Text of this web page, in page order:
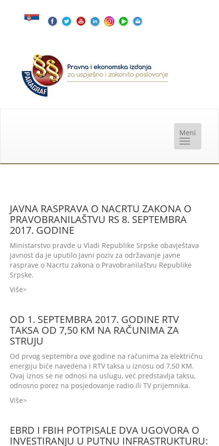
JAVNA RASPRAVA O NACRTU ZAKONA O
PRAVOBRANILAŠTVU RS 8. SEPTEMBRA
2017. GODINE
Ministarstvo pravde u Vladi Republike Srpske obavještava
javnost da je uputilo Javni poziv za održavanje javne
rasprave o Nacrtu zakona o Pravobranilaštvu Republike
Srpske.
Više
OD 1. SEPTEMBRA 2017. GODINE RTV
TAKSA OD 7,50 KM NA RAČUNIMA ZA
STRUJU
Od prvog septembra ove godine na računima za električnu
energiju biće navedena i RTV taksa u iznosu od 7,50 KM.
Ovaj iznos se ne odnosi na uslugu, već predstavlja taksu,
odnosno porez na posjedovanje radio ili TV prijemnika.
Više
EBRD I FBIH POTPISALE DVA UGOVORA O
INVESTIRANJU U PUTNU INFRASTRUKTURU: